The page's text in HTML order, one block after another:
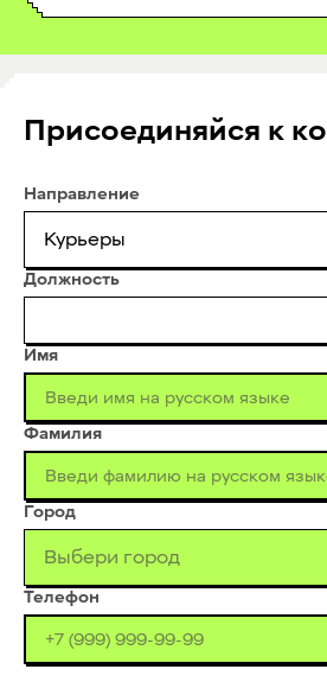
Присоединяйся к
Направление
Курьеры
Должность
Имя
Фамилия
Город
Выбери город
Телефон